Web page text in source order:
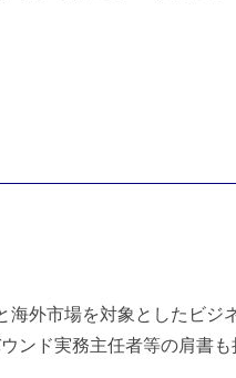
外市場を対象としたビジ
ンド実務主任者等の肩書も